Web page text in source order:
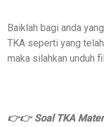
Baiklah bagi anda
TKA seperti yang
maka silahkan unduh
👉👉 Soal TKA